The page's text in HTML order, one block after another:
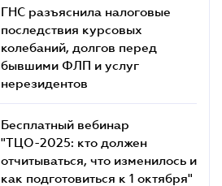
ГНС разъяснила налоговые
последствия курсовых
колебаний, долгов перед
бывшими ФЛП и услуг
нерезидентов
Бесплатный вебинар
"ТЦО-2025: кто должен
отчитываться, что изменилось и
как подготовиться к 1 октября"